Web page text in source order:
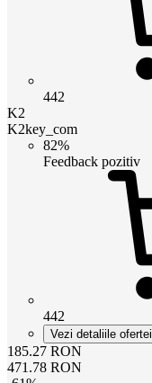
442
K2
K2key_com
82%
Feedback pozitiv
442
Vezi detaliile ofertei
185.27 RON
471.78 RON